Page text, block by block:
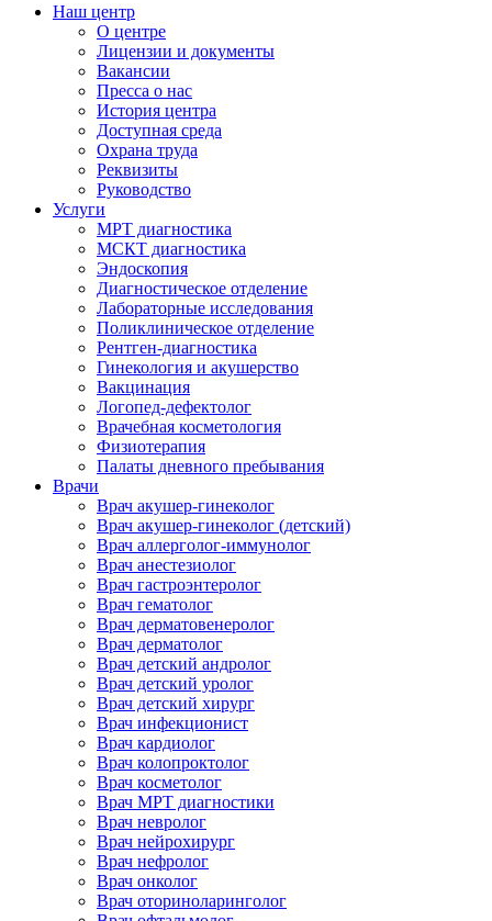
Наш центр
О центре
Лицензии и документы
Вакансии
Пресса о нас
История центра
Доступная среда
Охрана труда
Реквизиты
Руководство
Услуги
МРТ диагностика
МСКТ диагностика
Эндоскопия
Диагностическое отделение
Лабораторные исследования
Поликлиническое отделение
Рентген-диагностика
Гинекология и акушерство
Вакцинация
Логопед-дефектолог
Врачебная косметология
Физиотерапия
Палаты дневного пребывания
Врачи
Врач акушер-гинеколог
Врач акушер-гинеколог (детский)
Врач аллерголог-иммунолог
Врач анестезиолог
Врач гастроэнтеролог
Врач гематолог
Врач дерматовенеролог
Врач дерматолог
Врач детский андролог
Врач детский уролог
Врач детский хирург
Врач инфекционист
Врач кардиолог
Врач колопроктолог
Врач косметолог
Врач МРТ диагностики
Врач невролог
Врач нейрохирург
Врач нефролог
Врач онколог
Врач оториноларинголог